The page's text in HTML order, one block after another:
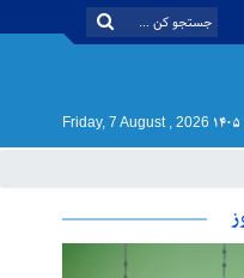
Friday, 7 August , 2026